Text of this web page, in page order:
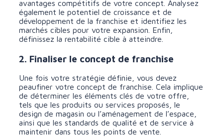
avantages compétitifs de votre concept. Analysez
également le potentiel de croissance et de
développement de la franchise et identifiez les
marchés cibles pour votre expansion. Enfin,
définissez la rentabilité cible à atteindre.
2. Finaliser le concept de franchise
Une fois votre stratégie définie, vous devez
peaufiner votre concept de franchise. Cela implique
de déterminer les éléments clés de votre offre,
tels que les produits ou services proposés, le
design de magasin ou l’aménagement de l’espace,
ainsi que les standards de qualité et de service à
maintenir dans tous les points de vente.